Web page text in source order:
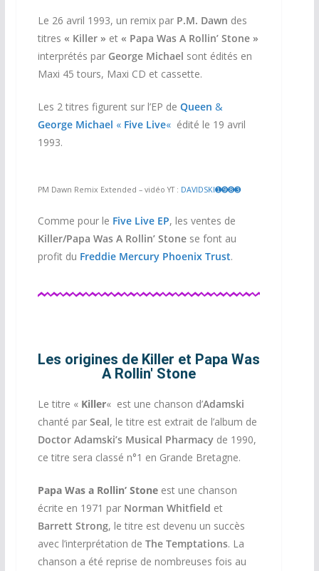
Le 26 avril 1993, un remix parP.M. Dawn des
titres « Killer » et« Papa Was A Rollin’ Stone »
interprétés par George Michael sont édités en
Maxi 45 tours, Maxi CD et cassette.
Les 2 titres figurent sur l’EP de Queen &
George Michael « Five Live« édité le 19 avril
1993.
PM Dawn Remix Extended – vidéo YT : DAVIDSKI➊➒➑➌
Comme pour le Five Live EP, les ventes de
Killer/Papa Was A Rollin’ Stonese font au
profit du Freddie Mercury Phoenix Trust.
Les origines de Killer et Papa Was
A Rollin' Stone
Le titre « Killer« est une chanson d’Adamski
chanté par Seal, le titre est extrait de l’album de
Doctor Adamski’s Musical Pharmacyde 1990,
ce titre sera classé n°1 en Grande Bretagne.
Papa Was a Rollin’ Stoneest une chanson
écrite en 1971 par Norman Whitfield et
Barrett Strong, le titre est devenu un succès
avec l’interprétation de The Temptations. La
chanson a été reprise de nombreuses fois au